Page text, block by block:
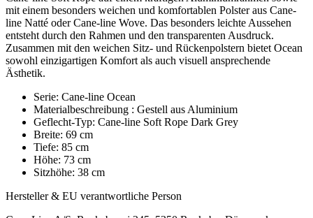
mit einem besonders weichen und komfortablen Polster aus Cane-
line Natté oder Cane-line Wove. Das besonders leichte Aussehen
entsteht durch den Rahmen und den transparenten Ausdruck.
Zusammen mit den weichen Sitz- und Rückenpolstern bietet Ocean
sowohl einzigartigen Komfort als auch visuell ansprechende
Ästhetik.
Serie: Cane-line Ocean
Materialbeschreibung : Gestell aus Aluminium
Geflecht-Typ: Cane-line Soft Rope Dark Grey
Breite: 69 cm
Tiefe: 85 cm
Höhe: 73 cm
Sitzhöhe: 38 cm
Hersteller & EU verantwortliche Person